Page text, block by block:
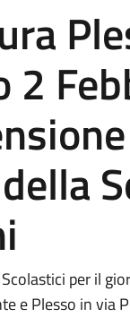
2
per il
e Plesso in via